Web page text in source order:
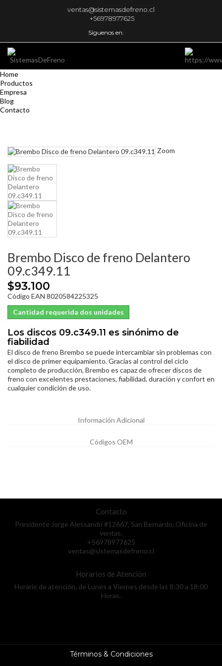
ventas@sistemasdefreno.cl
+56978977625
Síguenos en:
Home
Productos
Empresa
Blog
Contacto
Zoom
Brembo Disco de freno Delantero
09.c349.11
$93.100
Código EAN 8020584225325
Cantidad requerida dos unidades
Los discos 09.c349.11 es sinónimo de
fiabilidad
El disco de freno Brembo se puede intercambiar sin problemas con
el disco de primer equipamiento. Gracias al control del ciclo
completo de producción, Brembo es capaz de ofrecer discos de
freno con excelentes prestaciones, fiabilidad, duración y confort en
cualquier condición de uso.
Información Adicional
Códigos OEM
Contacto
Presidente Jorge Alessandri #12667, San Bernardo, Oficina de
ventas.
+56978977625
ventas@sistemasdefreno.cl
Horarios de Atención
Horario de atención, de Lunes a Viernes desde las 8:30 a 18:00
Horas.
Términos & Condiciones